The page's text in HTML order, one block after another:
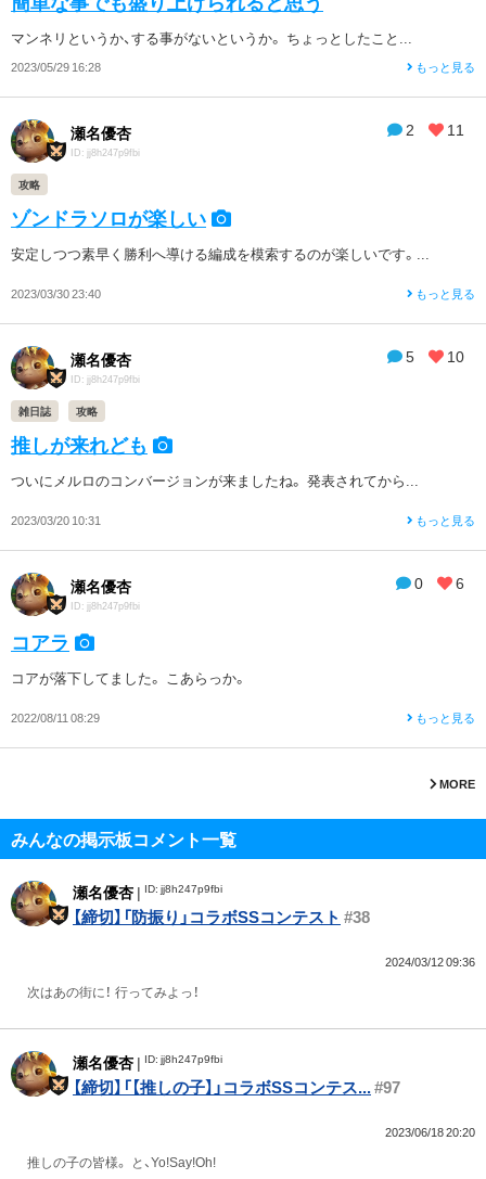
マンネリというか、する事がないというか。 ちょっとしたこと...
2023/05/29 16:28 もっと見る
2 11
瀬名優杏
ID: jj8h247p9fbi
攻略
ゾンドラソロが楽しい
安定しつつ素早く勝利へ導ける編成を模索するのが楽しいです。...
2023/03/30 23:40 もっと見る
5 10
瀬名優杏
ID: jj8h247p9fbi
雑日誌 攻略
推しが来れども
ついにメルロのコンバージョンが来ましたね。 発表されてから...
2023/03/20 10:31 もっと見る
0 6
瀬名優杏
ID: jj8h247p9fbi
コアラ
コアが落下してました。 こあらっか。
2022/08/11 08:29 もっと見る
MORE
みんなの掲示板コメント一覧
瀬名優杏 | ID: jj8h247p9fbi
【締切】「防振り」コラボSSコンテスト #38
2024/03/12 09:36
次はあの街に！ 行ってみよっ！
瀬名優杏 | ID: jj8h247p9fbi
【締切】「【推しの子】」コラボSSコンテス...#97
2023/06/18 20:20
推しの子の皆様。 と、Yo!Say!Oh!